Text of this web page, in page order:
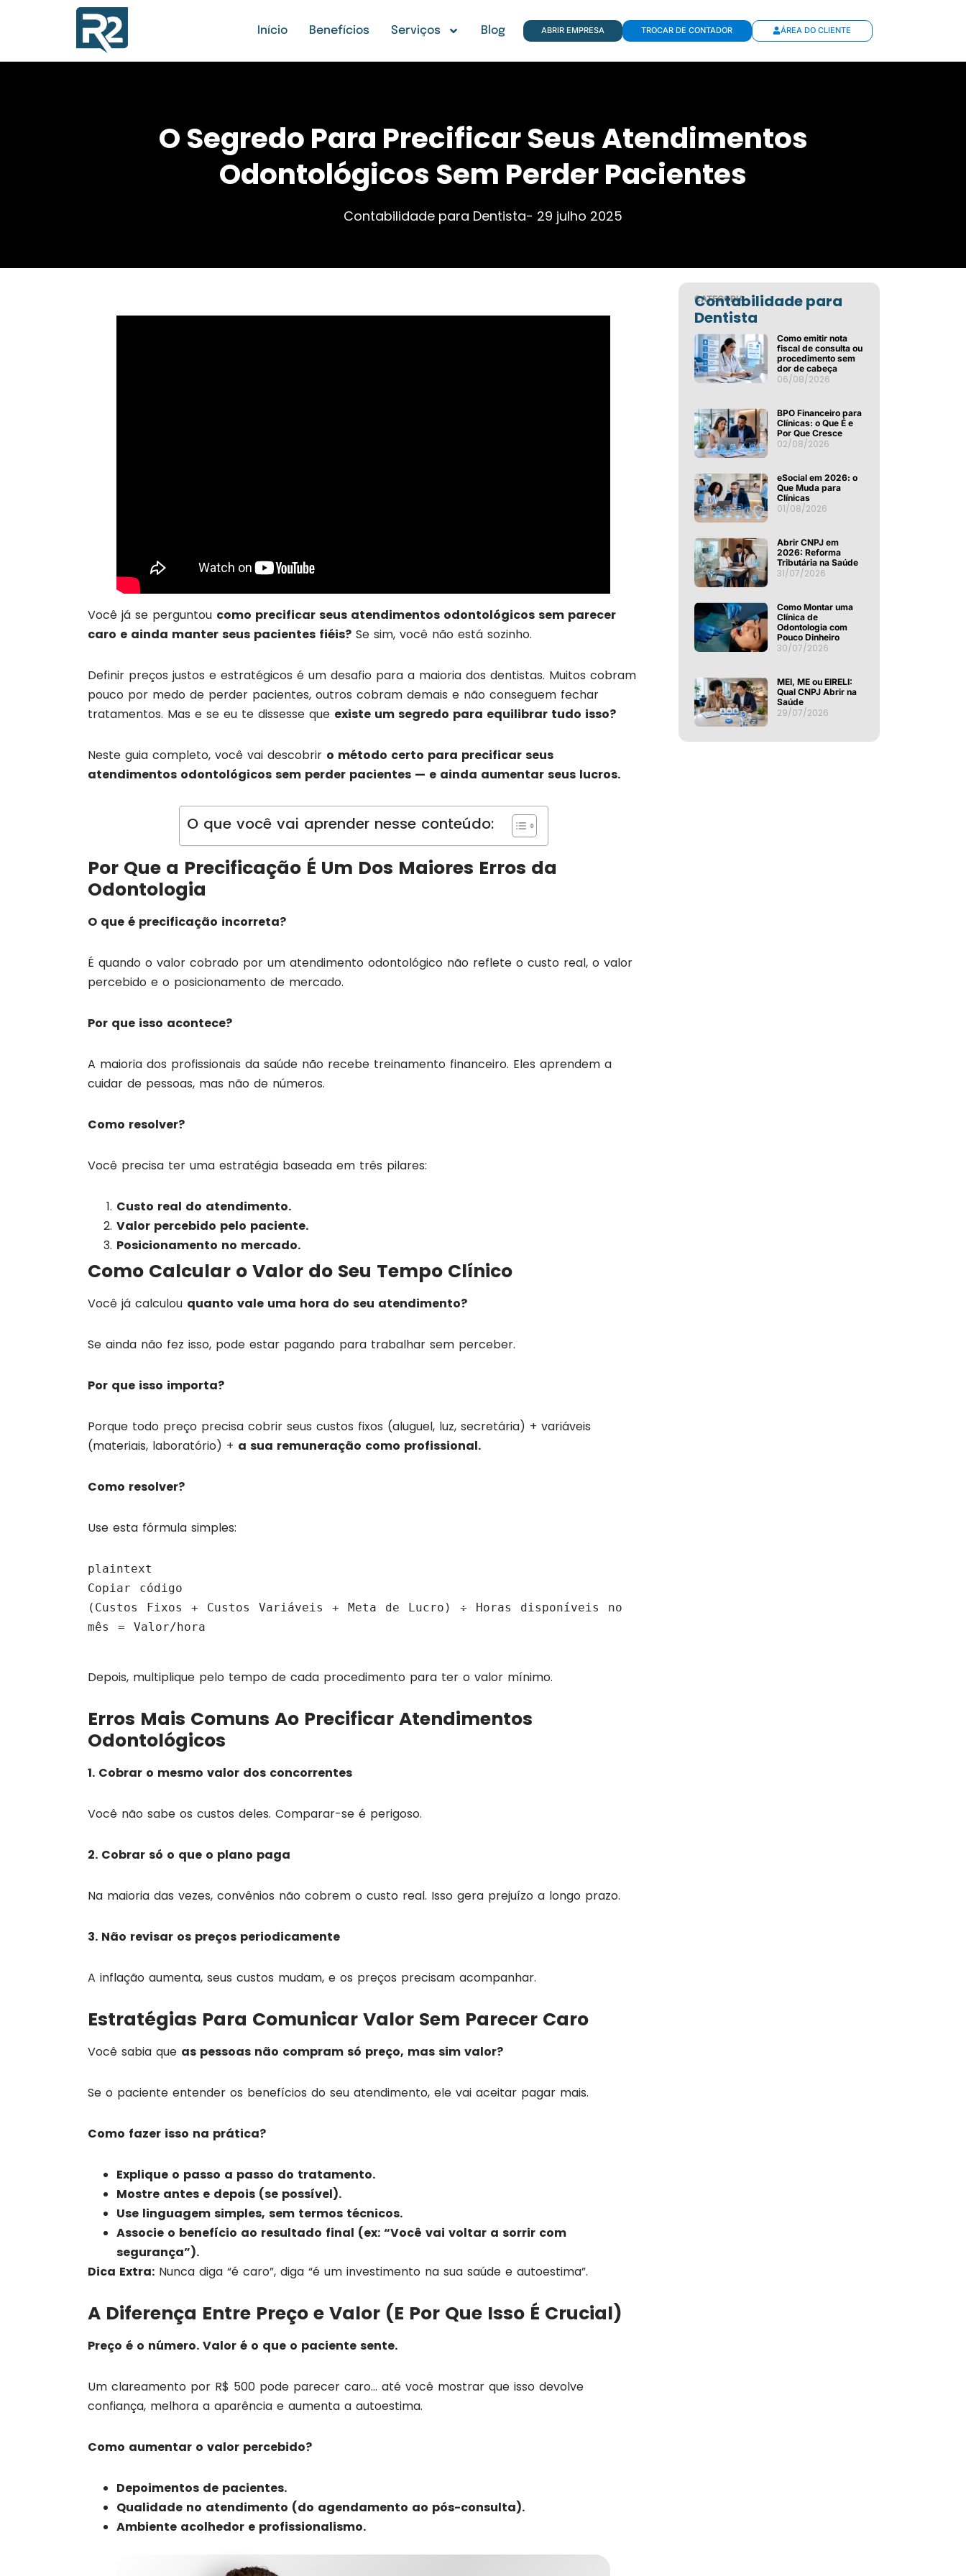
Início Benefícios Serviços Blog ABRIR EMPRESA TROCAR DE CONTADOR ÁREA DO CLIENTE
O Segredo Para Precificar Seus Atendimentos
Odontológicos Sem Perder Pacientes
Contabilidade para Dentista- 29 julho 2025
Você já se perguntou como precificar seus atendimentos odontológicos sem parecer
caro e ainda manter seus pacientes fiéis? Se sim, você não está sozinho.
Definir preços justos e estratégicos é um desafio para a maioria dos dentistas. Muitos cobram
pouco por medo de perder pacientes, outros cobram demais e não conseguem fechar
tratamentos. Mas e se eu te dissesse que existe um segredo para equilibrar tudo isso?
Neste guia completo, você vai descobrir o método certo para precificar seus
atendimentos odontológicos sem perder pacientes — e ainda aumentar seus lucros.
O que você vai aprender nesse conteúdo:
Por Que a Precificação É Um Dos Maiores Erros da
Odontologia
O que é precificação incorreta?
É quando o valor cobrado por um atendimento odontológico não reflete o custo real, o valor
percebido e o posicionamento de mercado.
Por que isso acontece?
A maioria dos profissionais da saúde não recebe treinamento financeiro. Eles aprendem a
cuidar de pessoas, mas não de números.
Como resolver?
Você precisa ter uma estratégia baseada em três pilares:
Custo real do atendimento.
Valor percebido pelo paciente.
Posicionamento no mercado.
Como Calcular o Valor do Seu Tempo Clínico
Você já calculou quanto vale uma hora do seu atendimento?
Se ainda não fez isso, pode estar pagando para trabalhar sem perceber.
Por que isso importa?
Porque todo preço precisa cobrir seus custos fixos (aluguel, luz, secretária) + variáveis
(materiais, laboratório) + a sua remuneração como profissional.
Como resolver?
Use esta fórmula simples:
plaintext
Copiar código
(Custos Fixos + Custos Variáveis + Meta de Lucro) ÷ Horas disponíveis no
mês = Valor/hora
Depois, multiplique pelo tempo de cada procedimento para ter o valor mínimo.
Erros Mais Comuns Ao Precificar Atendimentos
Odontológicos
1. Cobrar o mesmo valor dos concorrentes
Você não sabe os custos deles. Comparar-se é perigoso.
2. Cobrar só o que o plano paga
Na maioria das vezes, convênios não cobrem o custo real. Isso gera prejuízo a longo prazo.
3. Não revisar os preços periodicamente
A inflação aumenta, seus custos mudam, e os preços precisam acompanhar.
Estratégias Para Comunicar Valor Sem Parecer Caro
Você sabia que as pessoas não compram só preço, mas sim valor?
Se o paciente entender os benefícios do seu atendimento, ele vai aceitar pagar mais.
Como fazer isso na prática?
Explique o passo a passo do tratamento.
Mostre antes e depois (se possível).
Use linguagem simples, sem termos técnicos.
Associe o benefício ao resultado final (ex: “Você vai voltar a sorrir com
segurança”).
Dica Extra: Nunca diga “é caro”, diga “é um investimento na sua saúde e autoestima”.
A Diferença Entre Preço e Valor (E Por Que Isso É Crucial)
Preço é o número. Valor é o que o paciente sente.
Um clareamento por R$ 500 pode parecer caro… até você mostrar que isso devolve
confiança, melhora a aparência e aumenta a autoestima.
Como aumentar o valor percebido?
Depoimentos de pacientes.
Qualidade no atendimento (do agendamento ao pós-consulta).
Ambiente acolhedor e profissionalismo.
CATEGORIA
Contabilidade para
Dentista
Como emitir nota
fiscal de consulta ou
procedimento sem
dor de cabeça
06/08/2026
BPO Financeiro para
Clínicas: o Que É e
Por Que Cresce
02/08/2026
eSocial em 2026: o
Que Muda para
Clínicas
01/08/2026
Abrir CNPJ em
2026: Reforma
Tributária na Saúde
31/07/2026
Como Montar uma
Clínica de
Odontologia com
Pouco Dinheiro
30/07/2026
MEI, ME ou EIRELI:
Qual CNPJ Abrir na
Saúde
29/07/2026